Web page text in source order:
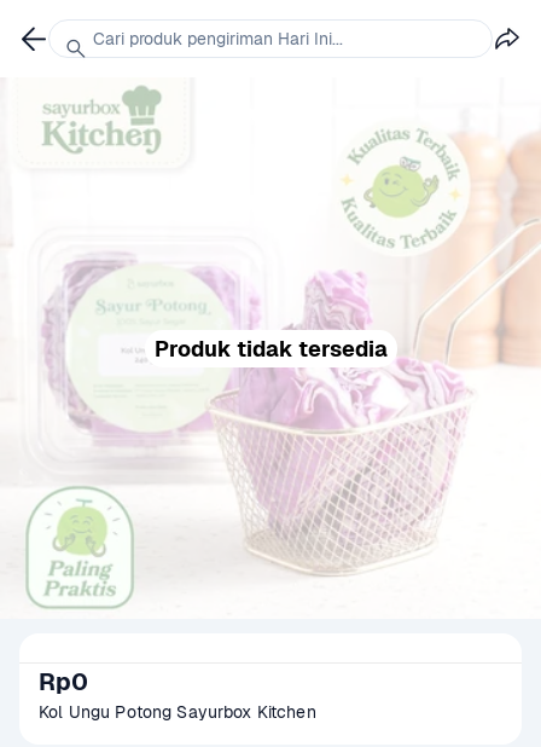
Produk tidak tersedia
Rp0
Kol Ungu Potong Sayurbox Kitchen
Cari produk pengiriman Hari Ini...